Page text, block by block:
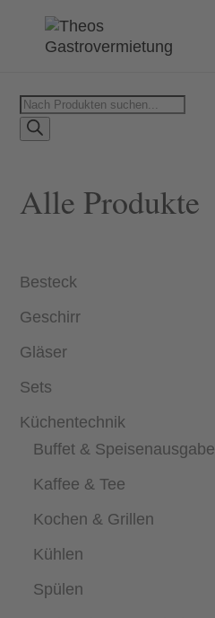
Products
search
Alle Produkte
Besteck
Geschirr
Gläser
Sets
Küchentechnik
Buffet & Speisenausgabe
Kaffee & Tee
Kochen & Grillen
Kühlen
Spülen